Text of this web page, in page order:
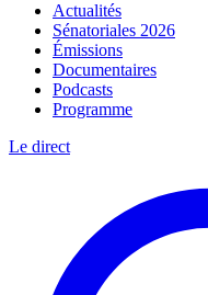
Actualités
Sénatoriales 2026
Émissions
Documentaires
Podcasts
Programme
Le direct